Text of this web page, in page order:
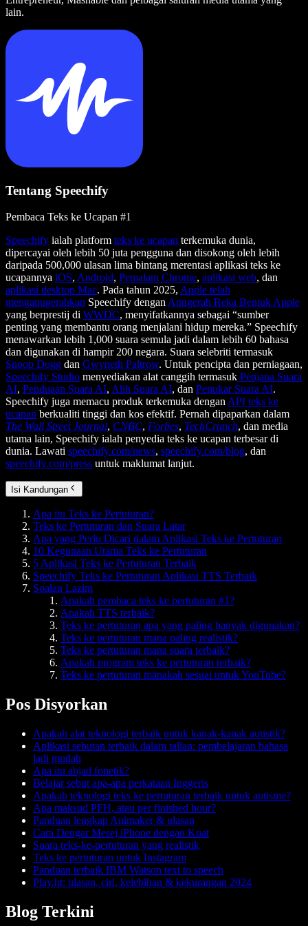
lain.
Tentang Speechify
Pembaca Teks ke Ucapan #1
Speechify ialah platform teks ke ucapan terkemuka dunia,
dipercayai oleh lebih 50 juta pengguna dan disokong oleh lebih
daripada 500,000 ulasan lima bintang merentasi aplikasi teks ke
ucapannya iOS, Android, Pemalam Chrome, aplikasi web, dan
aplikasi desktop Mac. Pada tahun 2025, Apple telah
menganugerahkan Speechify denganAnugerah Reka Bentuk Apple
yang berprestij di WWDC, menyifatkannya sebagai “sumber
penting yang membantu orang menjalani hidup mereka.” Speechify
menawarkan lebih 1,000 suara semula jadi dalam lebih 60 bahasa
dan digunakan di hampir 200 negara. Suara selebriti termasuk
Snoop Dogg dan Gwyneth Paltrow. Untuk pencipta dan perniagaan,
Speechify Studio menyediakan alat canggih termasuk Penjana Suara
AI, Penduaan Suara AI, Alih Suara AI, dan Penukar Suara AI.
Speechify juga memacu produk terkemuka denganAPI teks ke
ucapan berkualiti tinggi dan kos efektif. Pernah dipaparkan dalam
The Wall Street Journal, CNBC, Forbes, TechCrunch, dan media
utama lain, Speechify ialah penyedia teks ke ucapan terbesar di
dunia. Lawati speechify.com/news, speechify.com/blog, dan
speechify.com/press untuk maklumat lanjut.
Isi Kandungan
Apa itu Teks ke Pertuturan?
Teks ke Pertuturan dan Suara Latar
Apa yang Perlu Dicari dalam Aplikasi Teks ke Pertuturan
10 Kegunaan Utama Teks ke Pertuturan
5 Aplikasi Teks ke Pertuturan Terbaik
Speechify Teks ke Pertuturan Aplikasi TTS Terbaik
Soalan Lazim
Apakah pembaca teks ke pertuturan #1?
Apakah TTS terbaik?
Teks ke pertuturan apa yang paling banyak digunakan?
Teks ke pertuturan mana paling realistik?
Teks ke pertuturan mana suara terbaik?
Apakah program teks ke pertuturan terbaik?
Teks ke pertuturan manakah sesuai untuk YouTube?
Pos Disyorkan
Apakah alat teknologi terbaik untuk kanak-kanak autistik?
Aplikasi sebutan terbaik dalam talian: pembelajaran bahasa
jadi mudah
Apa itu abjad fonetik?
Belajar sebut apa-apa perkataan Inggeris
Apakah teknologi teks ke pertuturan terbaik untuk autisme?
Apa maksud PFH, atau per finished hour?
Panduan lengkap Animaker & ulasan
Cara Dengar Mesej iPhone dengan Kuat
Suara teks-ke-pertuturan yang realistik
Teks ke pertuturan untuk Instagram
Panduan terbaik IBM Watson text to speech
Play.ht: ulasan, ciri, kelebihan & kekurangan 2024
Blog Terkini